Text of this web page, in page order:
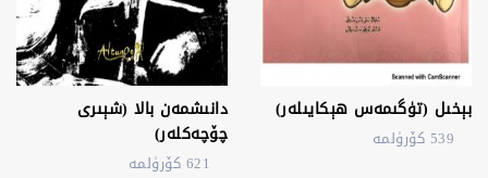
بېخىل (تۈگىمەس ھېكايىلەر)
539 كۆرۈلمە
دانىشمەن بالا (شېىرى
چۆچەكلەر)
621 كۆرۈلمە